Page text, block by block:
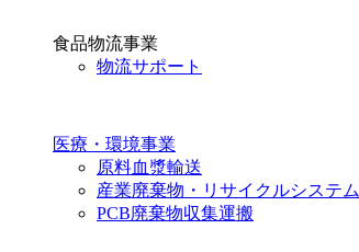
食品物流事業
物流サポート
医療・環境事業
原料血漿輸送
産業廃棄物・リサイクルシステム
PCB廃棄物収集運搬